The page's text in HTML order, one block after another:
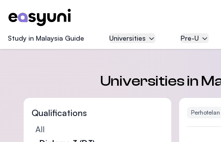
Study in Malaysia Guide Universities Pre-U
Universities in
Qualifications
All
Perhotelan